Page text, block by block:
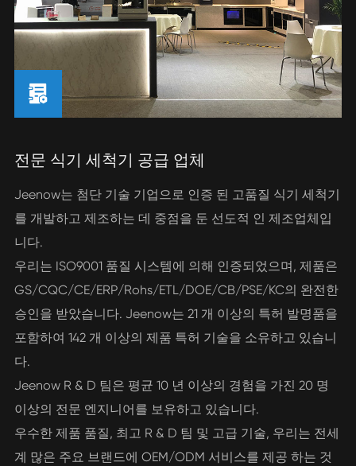

전문 식기 세척기 공급 업체
Jeenow는 첨단 기술 기업으로 인증 된 고품질 식기 세척기
를 개발하고 제조하는 데 중점을 둔 선도적 인 제조업체입
니다.
우리는 ISO9001 품질 시스템에 의해 인증되었으며, 제품은
GS/CQC/CE/ERP/Rohs/ETL/DOE/CB/PSE/KC의 완전한
승인을 받았습니다. Jeenow는 21 개 이상의 특허 발명품을
포함하여 142 개 이상의 제품 특허 기술을 소유하고 있습니
다.
Jeenow R & D 팀은 평균 10 년 이상의 경험을 가진 20 명
이상의 전문 엔지니어를 보유하고 있습니다.
우수한 제품 품질, 최고 R & D 팀 및 고급 기술, 우리는 전세
계 많은 주요 브랜드에 OEM/ODM 서비스를 제공 하는 것